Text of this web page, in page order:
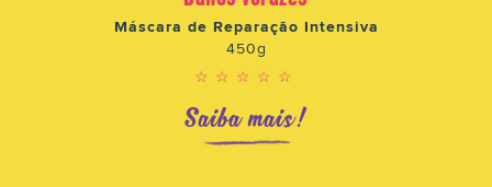
Máscara de Reparação Intensiva
450g
☆☆☆☆☆
Saiba mais!